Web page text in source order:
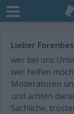
Lieber
wer bei uns
wer helfen
Moderatoren
und achten
Sachliche,